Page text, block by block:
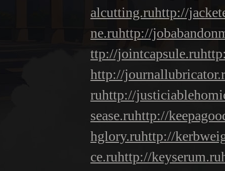
alcutting.ruhttp://
ne.ruhttp://
ttp://jointcapsule.ru
http://
ruhttp://
sease.ruhttp://
hglory.ruhttp://
ce.ruhttp://keyserum.ru